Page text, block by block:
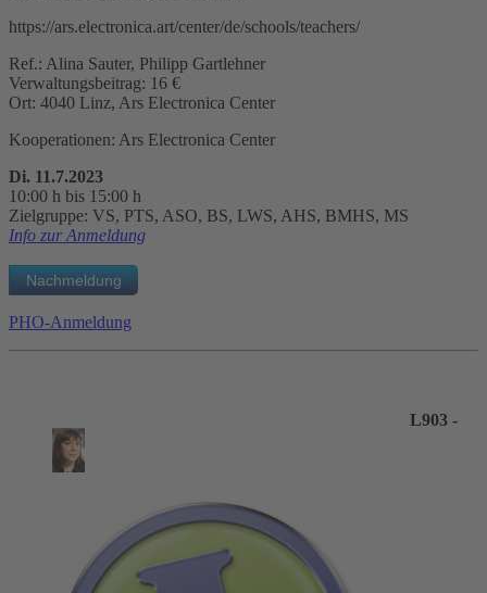
https://ars.electronica.art/center/de/schools/teachers/
Ref.: Alina Sauter, Philipp Gartlehner
Verwaltungsbeitrag: 16 €
Ort: 4040 Linz, Ars Electronica Center
Kooperationen: Ars Electronica Center
Di. 11.7.2023
10:00 h bis 15:00 h
Zielgruppe: VS, PTS, ASO, BS, LWS, AHS, BMHS, MS
Info zur Anmeldung
PHO-Anmeldung
L903 -